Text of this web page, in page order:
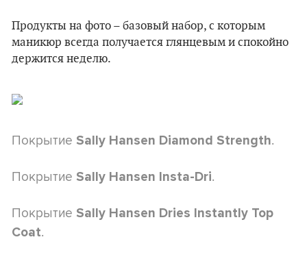
Продукты на фото – базовый набор, с которым
маникюр всегда получается глянцевым и спокойно
держится неделю.
Покрытие Sally Hansen Diamond Strength.
Покрытие Sally Hansen Insta-Dri.
Покрытие Sally Hansen Dries Instantly Top
Coat.